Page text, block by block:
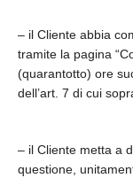
– il Cliente abbia
tramite la pagina
(quarantotto) ore
dell’art. 7 di cui
– il Cliente metta a
questione,